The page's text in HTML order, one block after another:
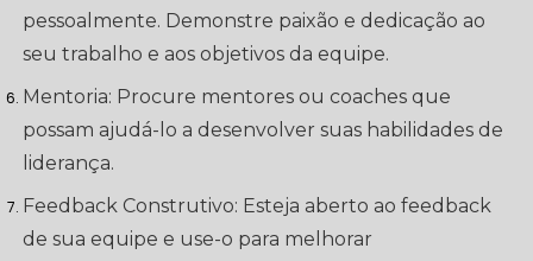
pessoalmente. Demonstre paixão e dedicação ao
seu trabalho e aos objetivos da equipe.
Mentoria: Procure mentores ou coaches que
possam ajudá-lo a desenvolver suas habilidades de
liderança.
Feedback Construtivo: Esteja aberto ao feedback
de sua equipe e use-o para melhorar